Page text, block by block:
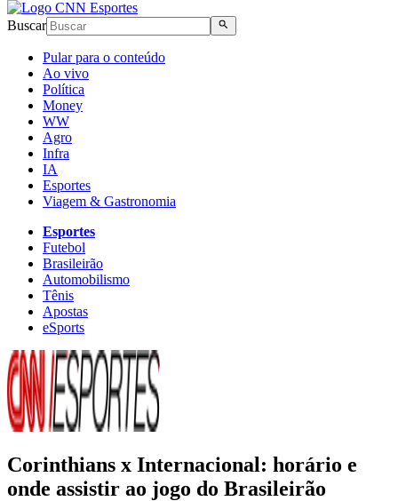
Buscar
Pular para o conteúdo
Ao vivo
Política
Money
WW
Agro
Infra
IA
Esportes
Viagem & Gastronomia
Esportes
Futebol
Brasileirão
Automobilismo
Tênis
Apostas
eSports
Corinthians x Internacional: horário e
onde assistir ao jogo do Brasileirão